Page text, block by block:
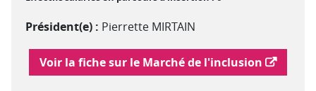
Président(e) : Pierrette MIRTAIN
Lien vers le marché de l'inclusion
Voir la fiche sur le Marché de l'inclusion